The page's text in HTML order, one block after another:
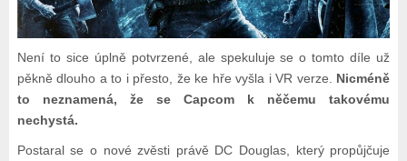
Není to sice úplně potvrzené, ale spekuluje se o tomto díle už
pěkně dlouho a to i přesto, že ke hře vyšla i VR verze. Nicméně
to neznamená, že se Capcom k něčemu takovému
nechystá.
Postaral se o nové zvěsti právě DC Douglas, který propůjčuje